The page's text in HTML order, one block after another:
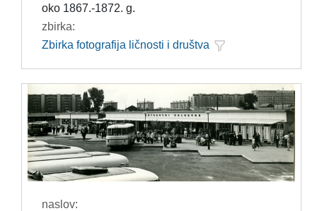
oko 1867.-1872. g.
zbirka:
Zbirka fotografija ličnosti i društva
naslov: